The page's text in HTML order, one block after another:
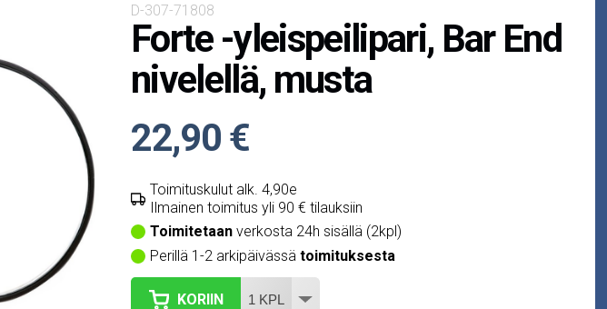
D-307-71808
Forte -yleispeilipari, Bar End
nivelellä, musta
22,90 €
Toimituskulut alk. 4,90e
Ilmainen toimitus yli 90 € tilauksiin
Toimitetaanverkosta 24h sisällä (2kpl)
Perillä 1-2 arkipäivässä toimituksesta
KORIIN